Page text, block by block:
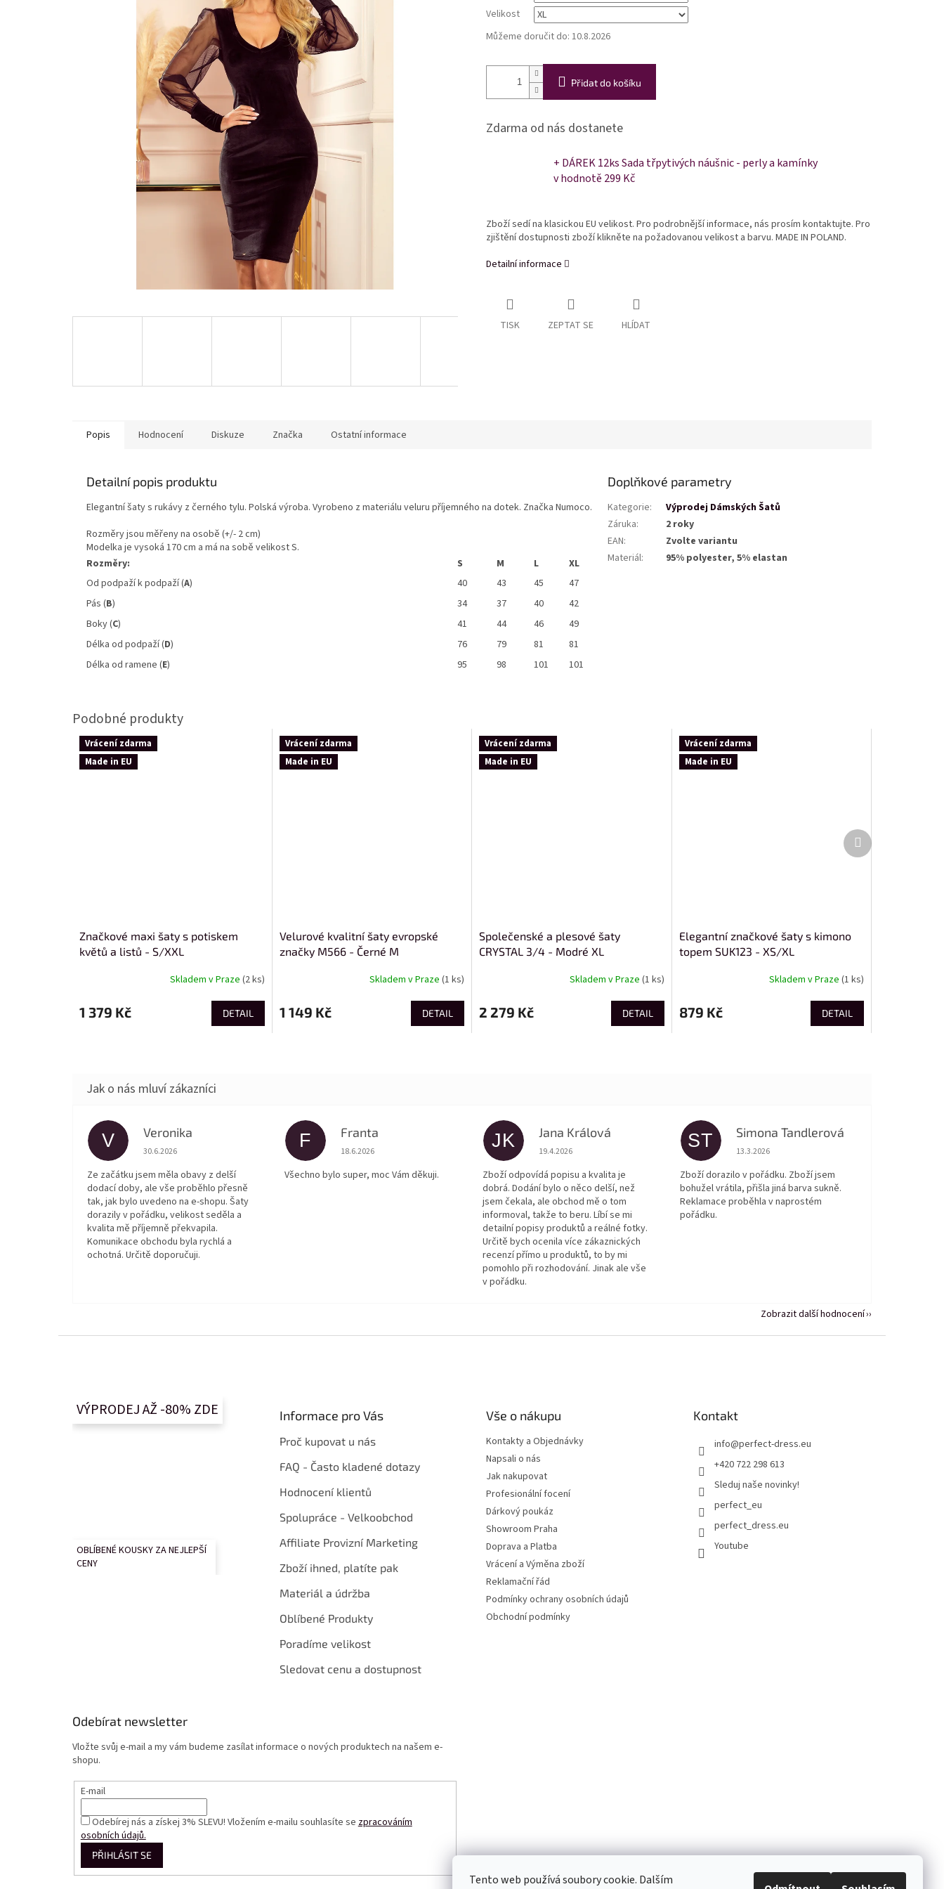
Tento web používá soubory cookie. Dalším
Velikost
Můžeme doručit do: 10.8.2026
Přidat do košíku
Zdarma od nás dostanete
+ DÁREK 12ks Sada třpytivých náušnic - perly a kamínky
v hodnotě 299 Kč
Zboží sedí na klasickou EU velikost. Pro podrobnější informace, nás prosím kontaktujte. Pro
zjištění dostupnosti zboží klikněte na požadovanou velikost a barvu. MADE IN POLAND.
Detailní informace
TISK ZEPTAT SE HLÍDAT
Popis Hodnocení Diskuze Značka Ostatní informace
Detailní popis produktu
Elegantní šaty s rukávy z černého tylu. Polská výroba. Vyrobeno z materiálu veluru příjemného na dotek. Značka Numoco.
Rozměry jsou měřeny na osobě (+/- 2 cm)
Modelka je vysoká 170 cm a má na sobě velikost S.
Rozměry:
S M L
XL
Od podpaží k podpaží (A) 40 43 45
47
Pás (B) 34 37 40
42
Boky (C) 41 44 46
49
Délka od podpaží (D) 76 79 81
81
Délka od ramene (E) 95 98 101 101
Doplňkové parametry
Kategorie:
Výprodej Dámských Šatů
Záruka:
2 roky
EAN:
Zvolte variantu
Materiál: 95% polyester, 5% elastan
Vrácení zdarma
Made in EU
Značkové maxi šaty s potiskem
květů a listů - S/XXL
Skladem v Praze (2 ks)
1 379 Kč DETAIL
Vrácení zdarma
Made in EU
Velurové kvalitní šaty evropské
značky M566 - Černé M
Skladem v Praze (1 ks)
1 149 Kč DETAIL
Vrácení zdarma
Made in EU
Společenské a plesové šaty
CRYSTAL 3/4 - Modré XL
Skladem v Praze (1 ks)
2 279 Kč DETAIL
Vrácení zdarma
Made in EU
Elegantní značkové šaty s kimono
topem SUK123 - XS/XL
Skladem v Praze (1 ks)
879 Kč DETAIL
Další
produkt
V Veronika
Hodnocení obchodu je 5 z 5 hvězdiček.
30.6.2026
Ze začátku jsem měla obavy z delší
dodací doby, ale vše proběhlo přesně
tak, jak bylo uvedeno na e-shopu. Šaty
dorazily v pořádku, velikost seděla a
kvalita mě příjemně překvapila.
Komunikace obchodu byla rychlá a
ochotná. Určitě doporučuji.
F Franta
Hodnocení obchodu je 5 z 5 hvězdiček.
18.6.2026
Všechno bylo super, moc Vám děkuji.
JK Jana Králová
Hodnocení obchodu je 5 z 5 hvězdiček.
19.4.2026
Zboží odpovídá popisu a kvalita je
dobrá. Dodání bylo o něco delší, než
jsem čekala, ale obchod mě o tom
informoval, takže to beru. Líbí se mi
detailní popisy produktů a reálné fotky.
Určitě bych ocenila více zákaznických
recenzí přímo u produktů, to by mi
pomohlo při rozhodování. Jinak ale vše
v pořádku.
ST Simona Tandlerová
Hodnocení obchodu je 5 z 5 hvězdiček.
13.3.2026
Zboží dorazilo v pořádku. Zboží jsem
bohužel vrátila, přišla jiná barva sukně.
Reklamace proběhla v naprostém
pořádku.
Zobrazit další hodnocení
VÝPRODEJ AŽ -80% ZDE
OBLÍBENÉ KOUSKY ZA NEJLEPŠÍ
CENY
Informace pro Vás
Proč kupovat u nás
FAQ - Často kladené dotazy
Hodnocení klientů
Spolupráce - Velkoobchod
Affiliate Provizní Marketing
Zboží ihned, platíte pak
Materiál a údržba
Oblíbené Produkty
Poradíme velikost
Sledovat cenu a dostupnost
Vše o nákupu
Kontakty a Objednávky
Napsali o nás
Jak nakupovat
Profesionální focení
Dárkový poukáz
Showroom Praha
Doprava a Platba
Vrácení a Výměna zboží
Reklamační řád
Podmínky ochrany osobních údajů
Obchodní podmínky
Kontakt
info@perfect-dress.eu
+420 722 298 613
Sleduj naše novinky!
perfect_eu
perfect_dress.eu
Youtube
Odebírat newsletter
Vložte svůj e-mail a my vám budeme zasílat informace o nových produktech na našem e-
shopu.
E-mail
Odebírej nás a získej 3% SLEVU! Vložením e-mailu souhlasíte se zpracováním
osobních údajů.
PŘIHLÁSIT SE